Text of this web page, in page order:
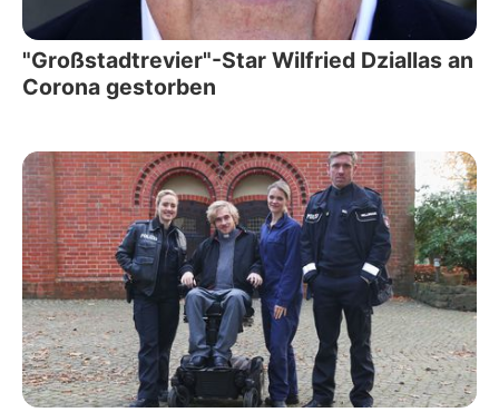
"Großstadtrevier"-Star Wilfried Dziallas an
Corona gestorben